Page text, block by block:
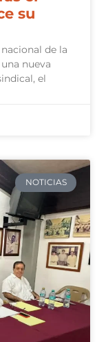
su
de la
nueva
el
NOTICIAS